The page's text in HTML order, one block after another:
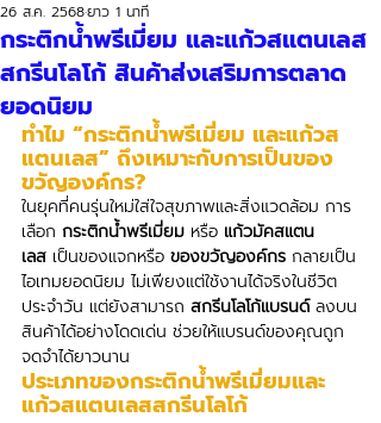
กระติกน้ำพรีเมี่ยม และแก้วสแตนเลส
สกรีนโลโก้ สินค้าส่งเสริมการตลาด
ยอดนิยม
26 ส.ค. 2568ยาว 1 นาที
ทำไม “กระติกน้ำพรีเมี่ยม และแก้วส
แตนเลส” ถึงเหมาะกับการเป็นของ
ขวัญองค์กร?
ในยุคที่คนรุ่นใหม่ใส่ใจสุขภาพและสิ่งแวดล้อม การ
เลือก กระติกน้ำพรีเมี่ยม หรือ แก้วมัคสแตน
เลส เป็นของแจกหรือ ของขวัญองค์กร กลายเป็น
ไอเทมยอดนิยม ไม่เพียงแต่ใช้งานได้จริงในชีวิต
ประจำวัน แต่ยังสามารถ สกรีนโลโก้แบรนด์ ลงบน
สินค้าได้อย่างโดดเด่น ช่วยให้แบรนด์ของคุณถูก
จดจำได้ยาวนาน
ประเภทของกระติกน้ำพรีเมี่ยมและ
แก้วสแตนเลสสกรีนโลโก้